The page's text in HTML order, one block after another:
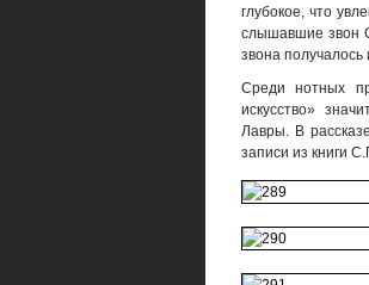
глубокое, что
слышавшие звон
звона
Среди нотных
искусство»
Лавры. В
записи из книги